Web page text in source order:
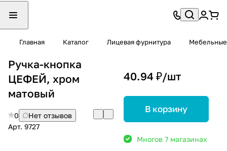
Главная Каталог Лицевая фурнитура
Ручка-кнопка
ЦЕФЕЙ, хром
матовый
0
Нет отзывов
Арт. 9727
40.94 ₽/шт
В корзину
Многов 7 магазинах